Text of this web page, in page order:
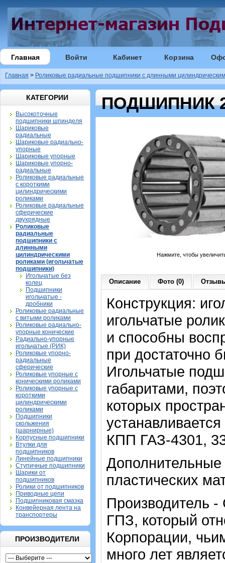
Главная Войти Кабинет Корзина
Главная > Роликовые радиальные подшипники с длинными
КАТЕГОРИИ
Высокоточные
подшипники шпинделя
Шариковые
радиальные
Шариковые радиально-
упорные
Шариковые упорные
Шариковые упорно-
радиальные
Роликовые радиальные
с короткими
цилиндрическими
роликами
Роликовые радиальные
сферические
двухрядные
Роликовые
радиальные
подшипники с
длинными
цилиндрическими
роликами (игольчатые
подшипники)
Игольчатые без
колец
Подшипники
игольчатые -
дробники
Роликовые радиальные
с витыми роликами
Роликовые радиально-
упорные конические
Радиально-упорные
игольчатые (РИК)
Роликовые упорно-
радиальные
сферические
Роликовые упорные с
коническими роликами
Роликовые упорные с
короткими
цилиндрическими
роликами
Подшипники
скольжения
(шарнирные)
Корпусные подшипники
Втулки для
подшипников
Линейные подшипники
Ступичные подшипники
Шарики от
подшипников
Ролики от подшипников
Приводные цепи
Подшипниковая смазка
Конвейерная лента на
транспортеры
ПРОИЗВОДИТЕЛИ
ПОДШИПНИК
Нажмите, чтобы
Описание Фото (0)
Конструкция:
игольчатые
и способны
при достаточно
Игольчатые
габаритами,
которых
КПП ГАЗ-4301,
Дополнительные
пластических
Производитель
ГПЗ, который
Корпорации,
много лет